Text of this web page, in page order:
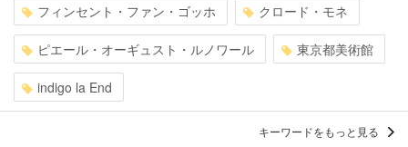
フィンセント・ファン・ゴッホ クロード・モネ
ピエール・オーギュスト・ルノワール 東京都美術館
indigo la End
キーワードをもっと見る